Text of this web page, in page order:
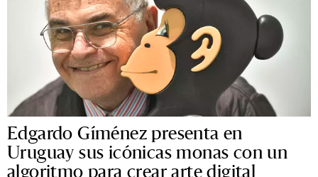
Edgardo Gíménez presenta en
Uruguay sus icónicas monas con un
algoritmo para crear arte digital